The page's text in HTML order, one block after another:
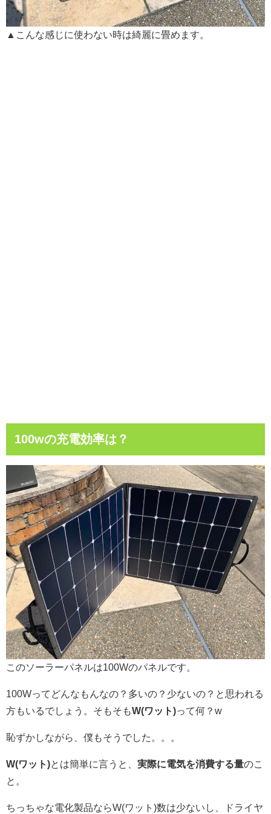
▲こんな感じに使わない時は綺麗に畳めます。
100wの充電効率は？
このソーラーパネルは100Wのパネルです。
100Wってどんなもんなの？多いの？少ないの？と思われる
方もいるでしょう。そもそもW(ワット)って何？w
恥ずかしながら、僕もそうでした。。。
W(ワット)とは簡単に言うと、 実際に電気を消費する量のこ
と。
ちっちゃな電化製品ならW(ワット)数は少ないし、ドライヤ